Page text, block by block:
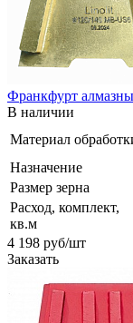
Франкфурт
В наличии
Материал
Назначение
Размер зерна
Расход, комплект,
кв.м
4 198 руб/шт
Заказать